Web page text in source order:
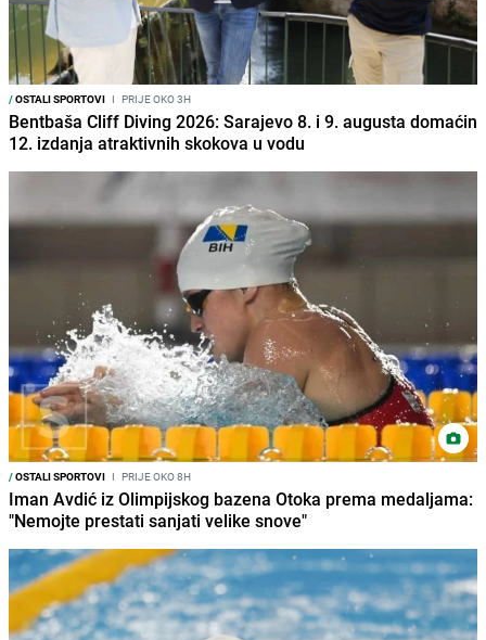
/OSTALI SPORTOVI I PRIJE OKO 3H
Bentbaša Cliff Diving 2026: Sarajevo 8. i 9. augusta domaćin
12. izdanja atraktivnih skokova u vodu
/OSTALI SPORTOVI I PRIJE OKO 8H
Iman Avdić iz Olimpijskog bazena Otoka prema medaljama:
"Nemojte prestati sanjati velike snove"